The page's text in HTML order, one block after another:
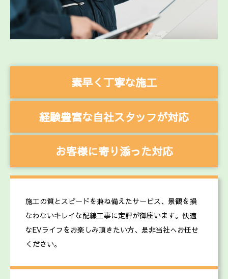
素早く丁寧な施工
経験豊富な自社スタッフが対応
お客様に寄り添った対応
施工の質とスピードを兼ね備えたサービス、景観を損
なわないキレイな配線工事に定評が御座います。快適
なEVライフをお楽しみ頂きたい方、是非当社へお任せ
ください。